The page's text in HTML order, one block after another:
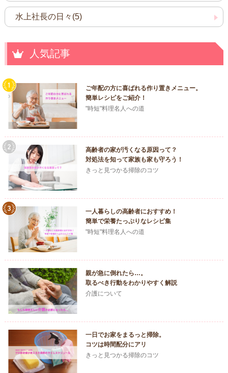
水上社長の日々(5)
人気記事
ご年配の方に喜ばれる作り置きメニュー。
簡単レシピをご紹介！
"時短"料理名人への道
高齢者の家が汚くなる原因って？
対処法を知って家族も家も守ろう！
きっと見つかる掃除のコツ
一人暮らしの高齢者におすすめ！
簡単で栄養たっぷりなレシピ集
"時短"料理名人への道
親が急に倒れたら…。
取るべき行動をわかりやすく解説
介護について
一日でお家をまるっと掃除。
コツは時間配分にアリ
きっと見つかる掃除のコツ